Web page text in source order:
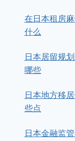
在日本租房
什么
日本居留规
哪些
日本地方移
些点
日本金融监